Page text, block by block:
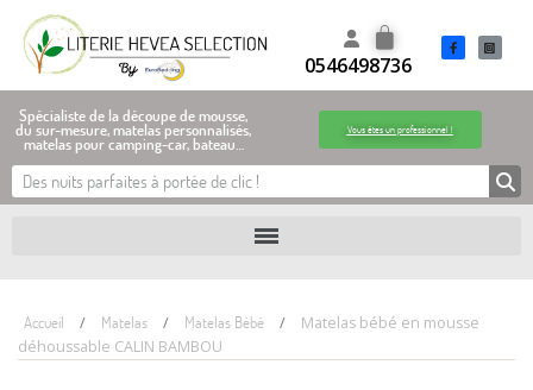
0546498736
Spécialiste de la découpe de mousse,
du sur-mesure, matelas personnalisés,
matelas pour camping-car, bateau…
Vous êtes un professionnel !
Accueil Matelas Matelas Bébé
Matelas bébé en mousse
déhoussable CALIN BAMBOU